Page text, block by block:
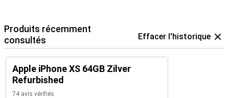
Produits récemment
consultés
Effacer l'historique
Apple iPhone XS 64GB Zilver
Refurbished
74 avis vérifiés